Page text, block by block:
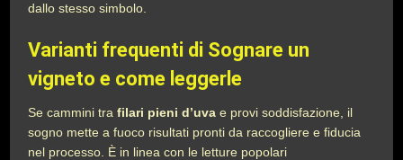
dallo stesso simbolo.
Varianti frequenti di Sognare un
vigneto e come leggerle
Se cammini trafilari pieni d’uva e provi soddisfazione, il
sogno mette a fuoco risultati pronti da raccogliere e fiducia
nel processo. È in linea con le letture popolari